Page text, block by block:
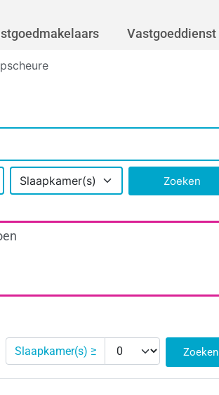
Vastgoeddienst
Slaapkamer(s) Zoeken
Slaapkamer(s) ≥ Zoeken